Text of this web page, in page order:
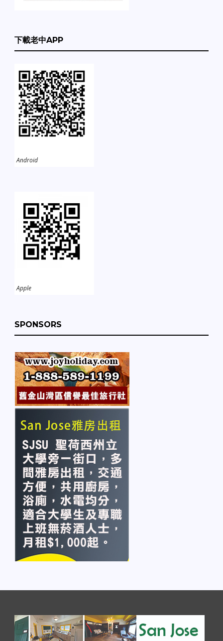
下載老中APP
Android
Apple
SPONSORS